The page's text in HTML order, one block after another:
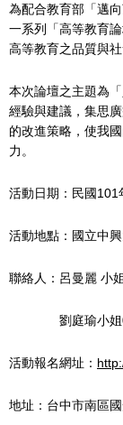
為配合教育部「邁
一系列「高等教育
高等教育之品質與社
本次論壇之主題為
經驗與建議，集思
的改進策略，使我
力。
活動日期：民國101
活動地點：國立中
聯絡人：呂曼麗 小
劉庭瑜小姐02-
活動報名網址：
地址：台中市南區